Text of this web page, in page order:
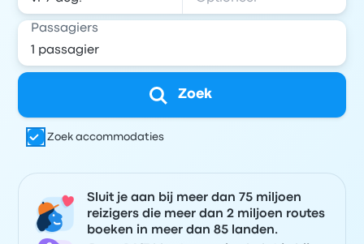
Passagiers
Zoek
Zoek accommodaties
Sluit je aan bij meer dan 75 miljoen
reizigers die meer dan 2 miljoen routes
boeken in meer dan 85 landen.